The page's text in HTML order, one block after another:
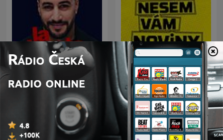
La riposte Nesem Vám Noviny